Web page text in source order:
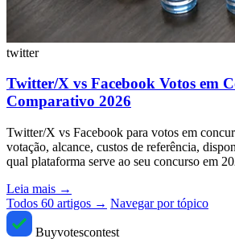
twitter
Twitter/X vs Facebook Votos em
Comparativo 2026
Twitter/X vs Facebook para votos em
votação, alcance, custos de referência,
qual plataforma serve ao seu concurso em
Leia mais →
Todos 60 artigos → Navegar por tópico
Buyvotescontest